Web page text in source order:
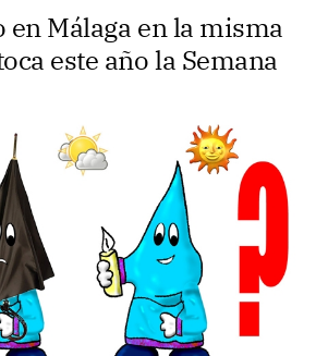
Málaga en la misma
este año la Semana